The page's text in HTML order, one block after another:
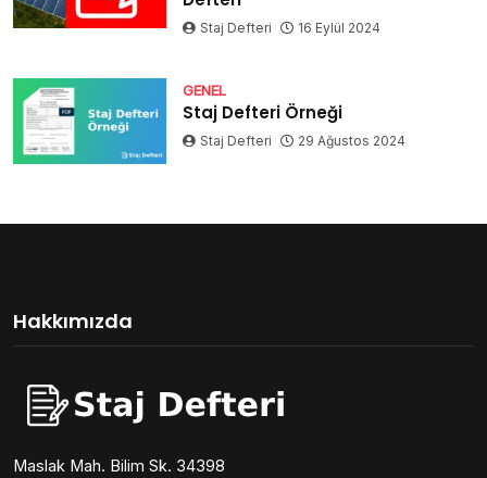
Staj Defteri 16 Eylül 2024
GENEL
Staj Defteri Örneği
Staj Defteri 29 Ağustos 2024
Hakkımızda
Maslak Mah. Bilim Sk. 34398